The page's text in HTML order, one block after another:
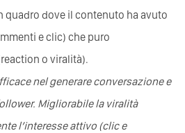
quadro dove il contenuto ha avuto
e clic) che puro
o viralità).
nel generare conversazione e
Migliorabile la viralità
l’interesse attivo (clic e